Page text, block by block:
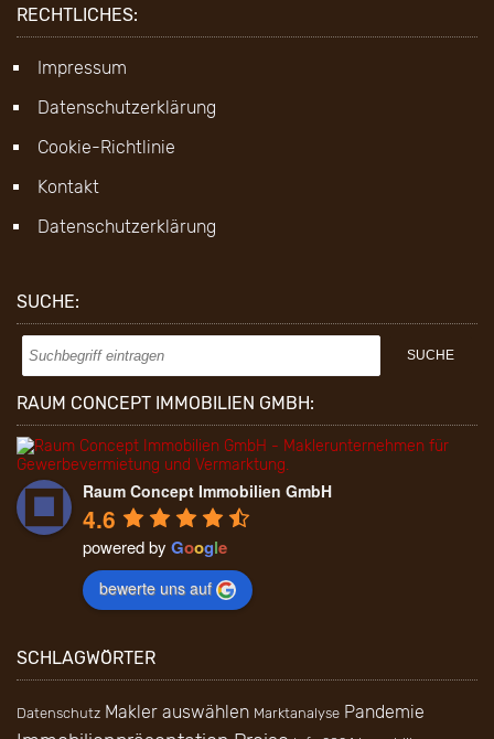
RECHTLICHES:
Impressum
Datenschutzerklärung
Cookie-Richtlinie
Kontakt
Datenschutzerklärung
SUCHE:
RAUM CONCEPT IMMOBILIEN GMBH:
Raum Concept Immobilien GmbH
4.6
powered by Google
bewerte uns auf
SCHLAGWÖRTER
Datenschutz Makler auswählen Marktanalyse Pandemie